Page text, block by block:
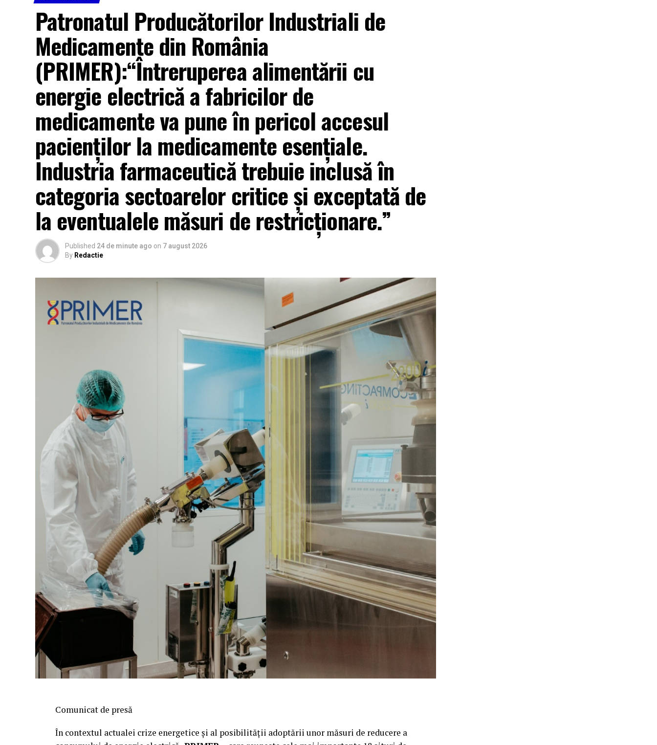
Patronatul Producătorilor Industriali de
Medicamente din România
(PRIMER):“Întreruperea alimentării cu
energie electrică a fabricilor de
medicamente va pune în pericol accesul
pacienților la medicamente esențiale.
Industria farmaceutică trebuie inclusă în
categoria sectoarelor critice și exceptată de
la eventualele măsuri de restricționare.”
Published 24 de minute ago on 7 august 2026
By Redactie
Comunicat de presă
În contextul actualei crize energetice și al posibilității adoptării unor măsuri de reducere a